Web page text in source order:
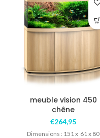
meuble vision 450
chêne
€264,95
Dimensions : 151 x 61 x 80